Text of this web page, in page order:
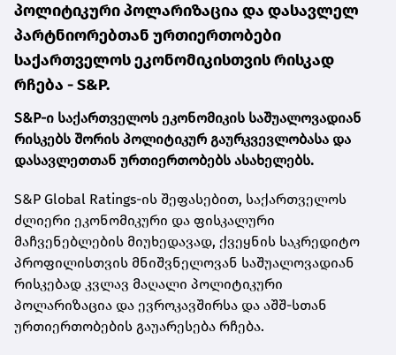
პოლიტიკური პოლარიზაცია და დასავლელ
პარტნიორებთან ურთიერთობები
საქართველოს ეკონომიკისთვის რისკად
რჩება - S&P.
S&P-ი საქართველოს ეკონომიკის საშუალოვადიან
რისკებს შორის პოლიტიკურ გაურკვევლობასა და
დასავლეთთან ურთიერთობებს ასახელებს.
S&P Global Ratings-ის შეფასებით, საქართველოს
ძლიერი ეკონომიკური და ფისკალური
მაჩვენებლების მიუხედავად, ქვეყნის საკრედიტო
პროფილისთვის მნიშვნელოვან საშუალოვადიან
რისკებად კვლავ მაღალი პოლიტიკური
პოლარიზაცია და ევროკავშირსა და აშშ-სთან
ურთიერთობების გაუარესება რჩება.